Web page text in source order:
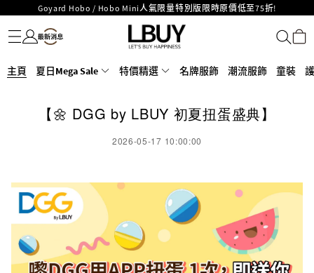
Goyard Hobo / Hobo Mini人氣限量特別版限時原價低至75折!
LBuy呈獻 - Hermès 及 Chanel 手袋及首飾原價低至6折，立即入手!
LBuy Nintendo Switch / Nintendo Switch 2 正規商品零售店登陸MOKO 4樓
重要通告：銀行轉帳及轉數快付款注意事項
LBuy MEGA SALE 精選名牌手袋及小皮具低至6折
名牌服飾
潮流服飾
童裝
護膚美妝
香水香薰
個人護理
母嬰護理
遊戲及精品玩具
文儀用品
家居生活
電子產品
美食
醫藥保健
運動與戶外用品
主頁 夏日Mega Sale 特價精選 名牌服飾 潮流服飾 童裝
【🌼 DGG by LBUY 初夏扭蛋盛典】
2026-05-17 10:00:00